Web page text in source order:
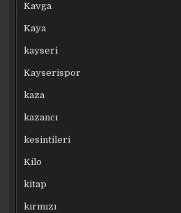
Kavga
Kaya
kayseri
Kayserispor
kaza
kazancı
kesintileri
Kilo
kitap
kırmızı